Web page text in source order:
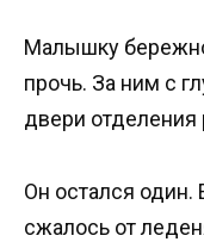
Малышку бережно
прочь. За ним с
двери отделения
Он остался один.
сжалось от